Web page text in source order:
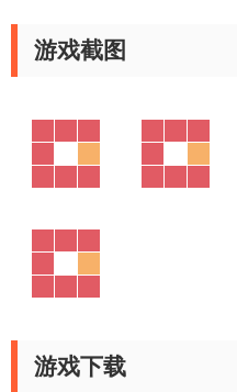
游戏截图
游戏下载